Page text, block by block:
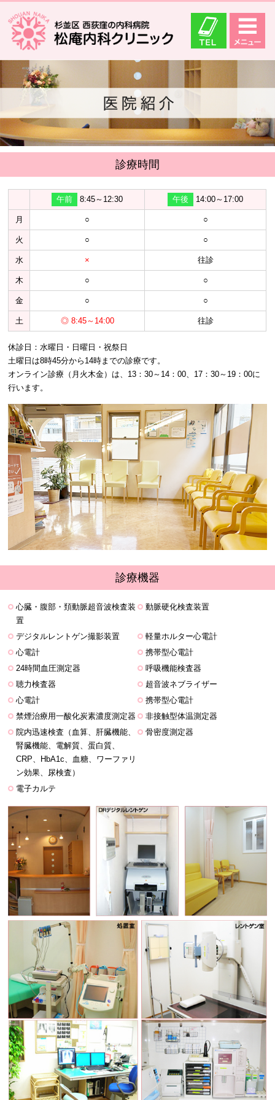
診療時間
午前 8:45～12:30 午後 14:00～17:00
月 ○ ○
火 ○ ○
水 × 往診
木 ○ ○
金 ○ ○
土 ◎ 8:45～14:00 往診
休診日：水曜日・日曜日・祝祭日
土曜日は8時45分から14時までの診療です。
オンライン診療（月火木金）は、13：30～14：00、17：30～19：00に
行います。
診療機器
心臓・腹部・頚動脈超音波検査装
置
動脈硬化検査装置
デジタルレントゲン撮影装置
軽量ホルター心電計
心電計
携帯型心電計
24時間血圧測定器
呼吸機能検査器
聴力検査器
超音波ネブライザー
心電計
携帯型心電計
禁煙治療用一酸化炭素濃度測定器
非接触型体温測定器
院内迅速検査（血算、肝臓機能、
腎臓機能、電解質、蛋白質、
CRP、HbA1c、血糖、ワーファリ
ン効果、尿検査）
骨密度測定器
電子カルテ